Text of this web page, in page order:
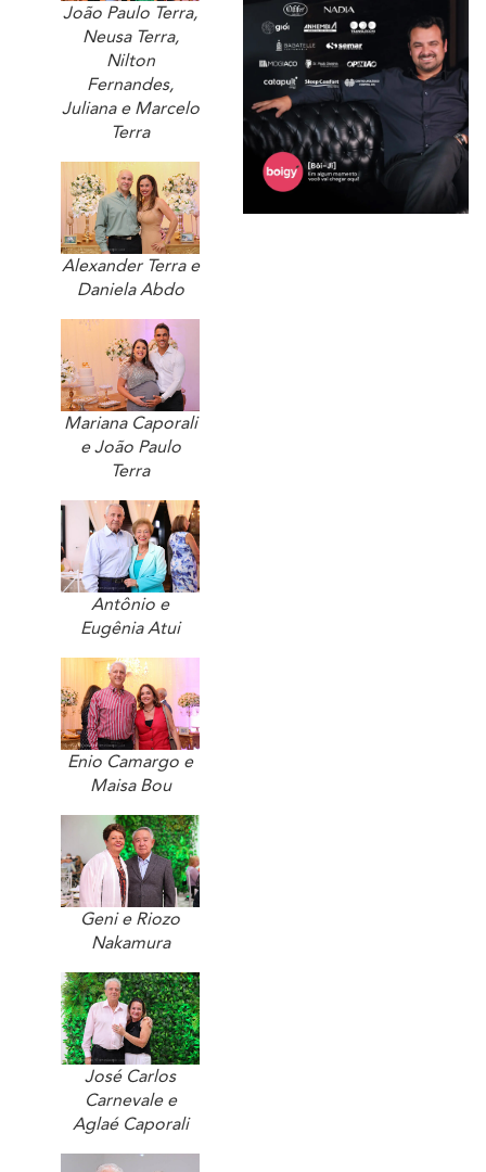
João Paulo Terra,
Neusa Terra,
Nilton
Fernandes,
Juliana e Marcelo
Terra
Alexander Terra e
Daniela Abdo
Mariana Caporali
e João Paulo
Terra
Antônio e
Eugênia Atui
Enio Camargo e
Maisa Bou
Geni e Riozo
Nakamura
José Carlos
Carnevale e
Aglaé Caporali